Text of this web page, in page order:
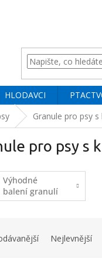
HLODAVCI
Granule pro psy
pro psy s
Výhodné
balení granulí
Nejlevnější